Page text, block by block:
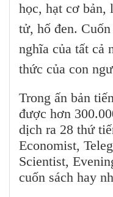
học, hạt cơ bản,
tử, hố đen.
nghĩa của tất cả
thức của con
Trong ấn bản
được hơn
dịch ra 28 thứ
Economist,
Scientist,
cuốn sách hay